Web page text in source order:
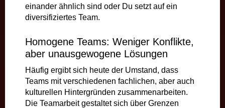
einander ähnlich sind oder Du setzt auf ein
diversifiziertes Team.
Homogene Teams: Weniger Konflikte,
aber unausgewogene Lösungen
Häufig ergibt sich heute der Umstand, dass
Teams mit verschiedenen fachlichen, aber auch
kulturellen Hintergründen zusammenarbeiten.
Die Teamarbeit gestaltet sich über Grenzen